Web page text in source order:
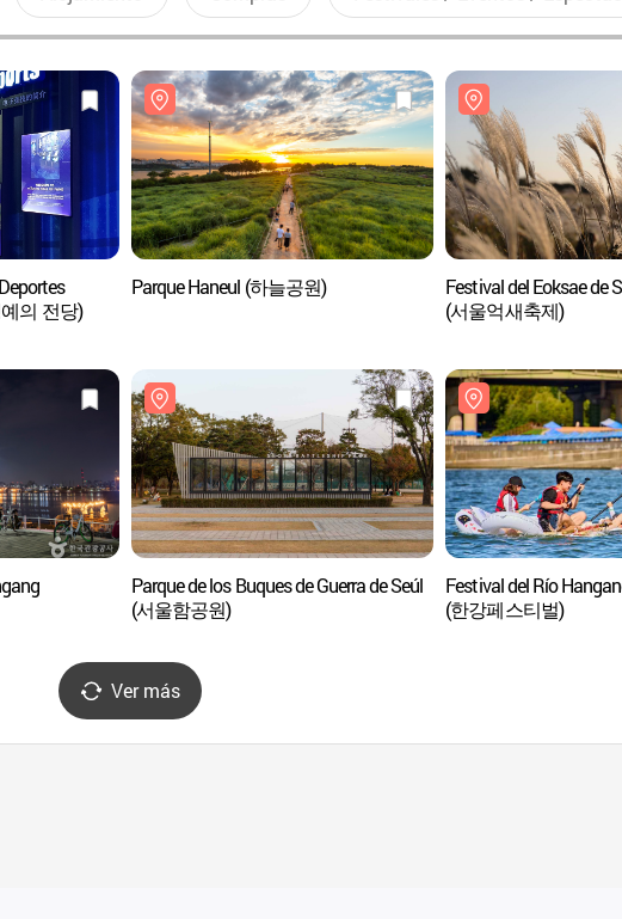
의 전당)
Parque Haneul (하늘공원)
Festival del Eoksae de
(서울억새축제)
Parque de los Buques de Guerra de Seúl
(서울함공원)
Festival del Río
(한강페스티벌)
Ver más